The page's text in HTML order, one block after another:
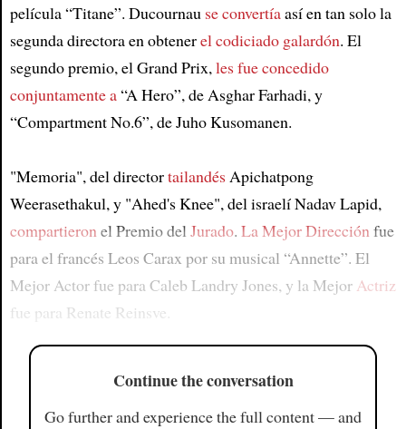
película “Titane”. Ducournau se convertíaasí en tan solo la
segunda directora en obtenerel codiciado galardón. El
segundo premio, el Grand Prix, les fue concedido
conjuntamente a“A Hero”, de Asghar Farhadi, y
“Compartment No.6”, de Juho Kusomanen.
"Memoria", del directortailandésApichatpong
Weerasethakul, y "Ahed's Knee", del israelí Nadav Lapid,
compartieron el Premio del Jurado. La Mejor Dirección fue
para el francés Leos Carax por su musical “Annette”. El
Mejor Actor fue para Caleb Landry Jones, y la Mejor Actriz
fue para Renate Reinsve.
Continue the conversation
Go further and experience the full content — and